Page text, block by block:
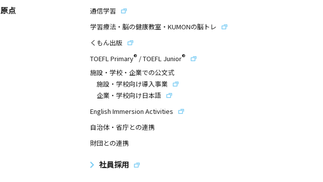
点
通信学習
学習療法・脳の健康教室・KUMONの脳トレ
くもん出版
TOEFL Primary® /TOEFL Junior®
施設・学校・企業での公文式
施設・学校向け導入事業
企業・学校向け日本語
English Immersion Activities
自治体・省庁との連携
財団との連携
社員採用